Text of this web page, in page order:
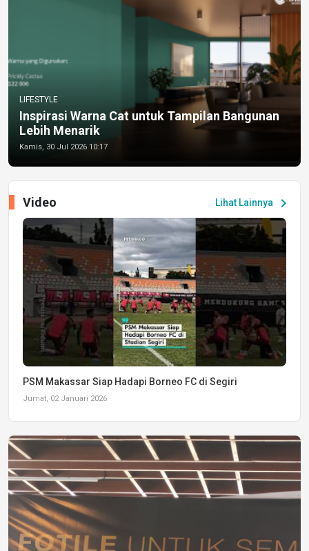
LIFESTYLE
Inspirasi Warna Cat untuk Tampilan Bangunan
Lebih Menarik
Kamis, 30 Jul 2026 10:17
Lihat Lainnya chevron_right
Video
PSM Makassar Siap Hadapi Borneo FC di Segiri
Jumat, 02 Januari 2026